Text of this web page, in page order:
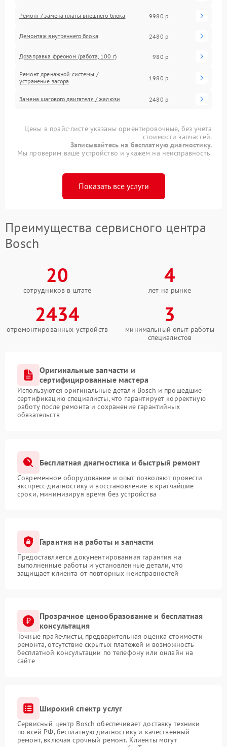
Ремонт / замена платы внешнего блока 9980 р
Демонтаж внутреннего блока 2480 р
Дозаправка фреоном (работа, 100 г) 980 р
Ремонт дренажной системы /
устранение засора
1980 р
Замена шагового двигателя / жалюзи 2480 р
Цены в прайс-листе указаны ориентировочные, без учета
стоимости запчастей.
Записывайтесь на бесплатную диагностику.
Мы проверим ваше устройство и укажем на неисправность.
Показать все услуги
Преимущества сервисного центра
Bosch
20
сотрудников в штате
4
лет на рынке
2434
отремонтированных устройств
3
минимальный опыт работы
специалистов
Оригинальные запчасти и
сертифицированные мастера
Используются оригинальные детали Bosch и прошедшие
сертификацию специалисты, что гарантирует корректную
работу после ремонта и сохранение гарантийных
обязательств
Бесплатная диагностика и быстрый ремонт
Современное оборудование и опыт позволяют провести
экспресс-диагностику и восстановление в кратчайшие
сроки, минимизируя время без устройства
Гарантия на работы и запчасти
Предоставляется документированная гарантия на
выполненные работы и установленные детали, что
защищает клиента от повторных неисправностей
Прозрачное ценообразование и бесплатная
консультация
Точные прайс-листы, предварительная оценка стоимости
ремонта, отсутствие скрытых платежей и возможность
бесплатной консультации по телефону или онлайн на
сайте
Широкий спектр услуг
Сервисный центр Bosch обеспечивает доставку техники
по всей РФ, бесплатную диагностику и качественный
ремонт, включая срочный ремонт. Клиенты могут